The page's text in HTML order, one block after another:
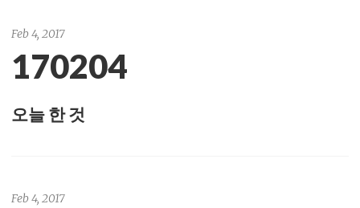
Feb 4, 2017
170204
오늘 한 것
Feb 4, 2017